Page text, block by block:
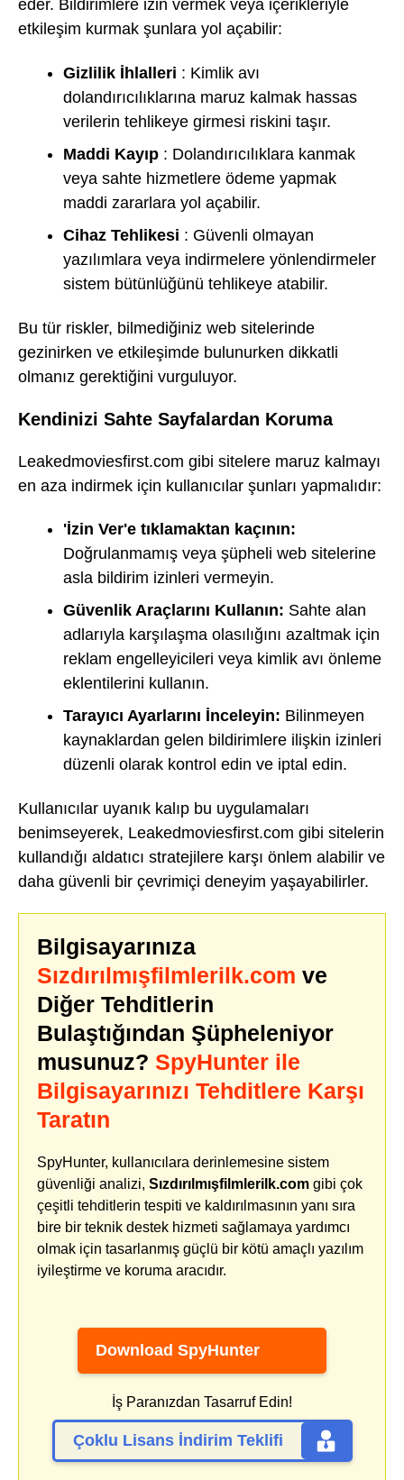
eder. Bildirimlere izin vermek veya içerikleriyle
etkileşim kurmak şunlara yol açabilir:
Gizlilik İhlalleri : Kimlik avı
dolandırıcılıklarına maruz kalmak hassas
verilerin tehlikeye girmesi riskini taşır.
Maddi Kayıp : Dolandırıcılıklara kanmak
veya sahte hizmetlere ödeme yapmak
maddi zararlara yol açabilir.
Cihaz Tehlikesi : Güvenli olmayan
yazılımlara veya indirmelere yönlendirmeler
sistem bütünlüğünü tehlikeye atabilir.
Bu tür riskler, bilmediğiniz web sitelerinde
gezinirken ve etkileşimde bulunurken dikkatli
olmanız gerektiğini vurguluyor.
Kendinizi Sahte Sayfalardan Koruma
Leakedmoviesfirst.com gibi sitelere maruz kalmayı
en aza indirmek için kullanıcılar şunları yapmalıdır:
'İzin Ver'e tıklamaktan kaçının:
Doğrulanmamış veya şüpheli web sitelerine
asla bildirim izinleri vermeyin.
Güvenlik Araçlarını Kullanın: Sahte alan
adlarıyla karşılaşma olasılığını azaltmak için
reklam engelleyicileri veya kimlik avı önleme
eklentilerini kullanın.
Tarayıcı Ayarlarını İnceleyin: Bilinmeyen
kaynaklardan gelen bildirimlere ilişkin izinleri
düzenli olarak kontrol edin ve iptal edin.
Kullanıcılar uyanık kalıp bu uygulamaları
benimseyerek, Leakedmoviesfirst.com gibi sitelerin
kullandığı aldatıcı stratejilere karşı önlem alabilir ve
daha güvenli bir çevrimiçi deneyim yaşayabilirler.
Bilgisayarınıza
Sızdırılmışfilmlerilk.com ve
Diğer Tehditlerin
Bulaştığından Şüpheleniyor
musunuz? SpyHunter ile
Bilgisayarınızı Tehditlere Karşı
Taratın
SpyHunter, kullanıcılara derinlemesine sistem
güvenliği analizi, Sızdırılmışfilmlerilk.com gibi çok
çeşitli tehditlerin tespiti ve kaldırılmasının yanı sıra
bire bir teknik destek hizmeti sağlamaya yardımcı
olmak için tasarlanmış güçlü bir kötü amaçlı yazılım
iyileştirme ve koruma aracıdır.
Download SpyHunter
İş Paranızdan Tasarruf Edin!
Çoklu Lisans İndirim Teklifi